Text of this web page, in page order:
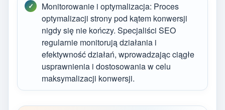
Monitorowanie i optymalizacja: Proces
optymalizacji strony pod kątem konwersji
nigdy się nie kończy. Specjaliści SEO
regularnie monitorują działania i
efektywność działań, wprowadzając ciągłe
usprawnienia i dostosowania w celu
maksymalizacji konwersji.